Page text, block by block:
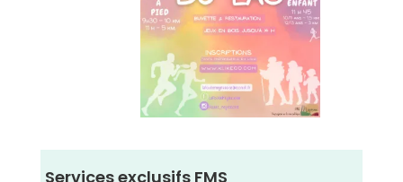
Services exclusifs FMS